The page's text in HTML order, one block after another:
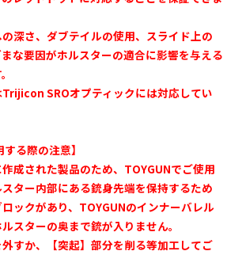
深さ、ダブテイルの使用、スライド上の
な要因がホルスターの適合に影響を与える
SROオプティックには対応してい
する際の注意】
成された製品のため、TOYGUNでご使用
ター内部にある銃身先端を保持するため
ックがあり、TOYGUNのインナーバレル
スターの奥まで銃が入りません。
すか、【突起】部分を削る等加工してご